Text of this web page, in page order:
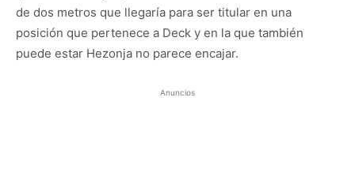
de dos metros que llegaría para ser titular en una
posición que pertenece a Deck y en la que también
puede estar Hezonja no parece encajar.
Anuncios